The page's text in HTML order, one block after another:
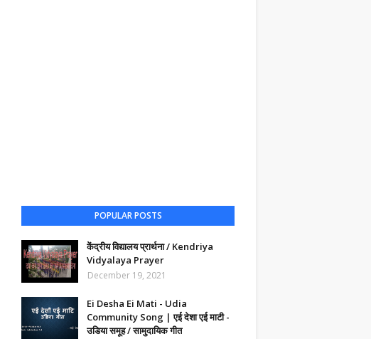
POPULAR POSTS
केंद्रीय विद्यालय प्रार्थना / Kendriya
Vidyalaya Prayer
December 19, 2021
Ei Desha Ei Mati - Udia
Community Song | एई देशा एई माटी -
उडिया समूह / सामुदायिक गीत